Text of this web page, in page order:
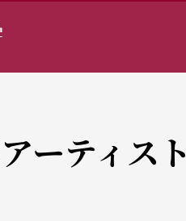
ーティス